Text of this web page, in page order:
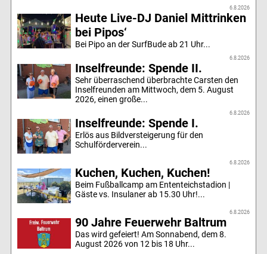
6.8.2026
Heute Live-DJ Daniel Mittrinken
bei Pipos‘
Bei Pipo an der SurfBude ab 21 Uhr...
6.8.2026
Inselfreunde: Spende II.
Sehr überraschend überbrachte Carsten den
Inselfreunden am Mittwoch, dem 5. August
2026, einen große...
6.8.2026
Inselfreunde: Spende I.
Erlös aus Bildversteigerung für den
Schulförderverein...
6.8.2026
Kuchen, Kuchen, Kuchen!
Beim Fußballcamp am Ententeichstadion |
Gäste vs. Insulaner ab 15.30 Uhr!...
6.8.2026
90 Jahre Feuerwehr Baltrum
Das wird gefeiert! Am Sonnabend, dem 8.
August 2026 von 12 bis 18 Uhr...